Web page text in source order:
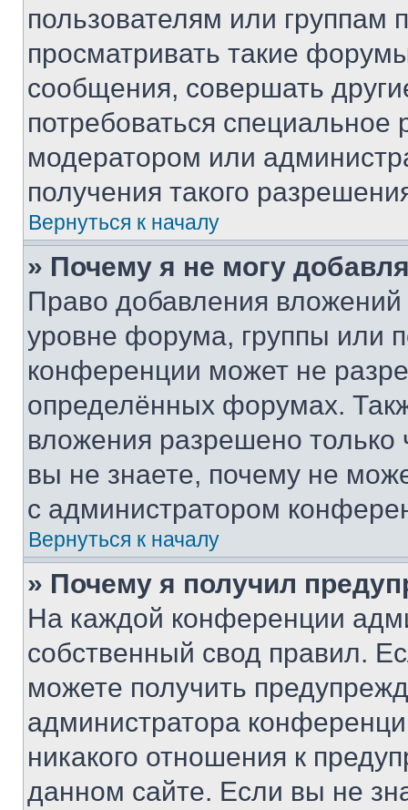
пользователям или группам
просматривать такие
сообщения, совершать
потребоваться
модератором или
получения такого
Вернуться к началу
» Почему я не могу
Право добавления
уровне форума, группы или
конференции может не
определённых форумах.
вложения разрешено
вы не знаете, почему не
с администратором
Вернуться к началу
» Почему я получил
На каждой конференции
собственный свод правил.
можете получить
администратора
никакого отношения к
данном сайте. Если вы не